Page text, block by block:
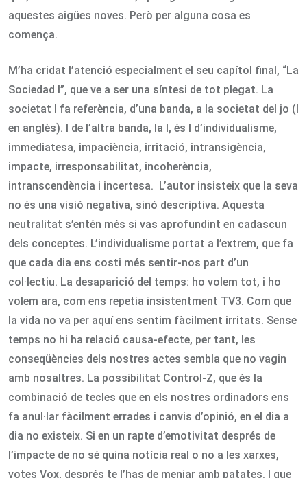
aquestes aigües noves. Però per alguna cosa es
comença.
M’ha cridat l’atenció especialment el seu capítol final, “La
Sociedad I”, que ve a ser una síntesi de tot plegat. La
societat I fa referència, d’una banda, a la societat del jo (I
en anglès). I de l’altra banda, la I, és I d’individualisme,
immediatesa, impaciència, irritació, intransigència,
impacte, irresponsabilitat, incoherència,
intranscendència i incertesa. L’autor insisteix que la seva
no és una visió negativa, sinó descriptiva. Aquesta
neutralitat s’entén més si vas aprofundint en cadascun
dels conceptes. L’individualisme portat a l’extrem, que fa
que cada dia ens costi més sentir-nos part d’un
col·lectiu. La desaparició del temps: ho volem tot, i ho
volem ara, com ens repetia insistentment TV3. Com que
la vida no va per aquí ens sentim fàcilment irritats. Sense
temps no hi ha relació causa-efecte, per tant, les
conseqüències dels nostres actes sembla que no vagin
amb nosaltres. La possibilitat Control-Z, que és la
combinació de tecles que en els nostres ordinadors ens
fa anul·lar fàcilment errades i canvis d’opinió, en el dia a
dia no existeix. Si en un rapte d’emotivitat després de
l’impacte de no sé quina notícia real o no a les xarxes,
votes Vox, després te l’has de menjar amb patates. I que